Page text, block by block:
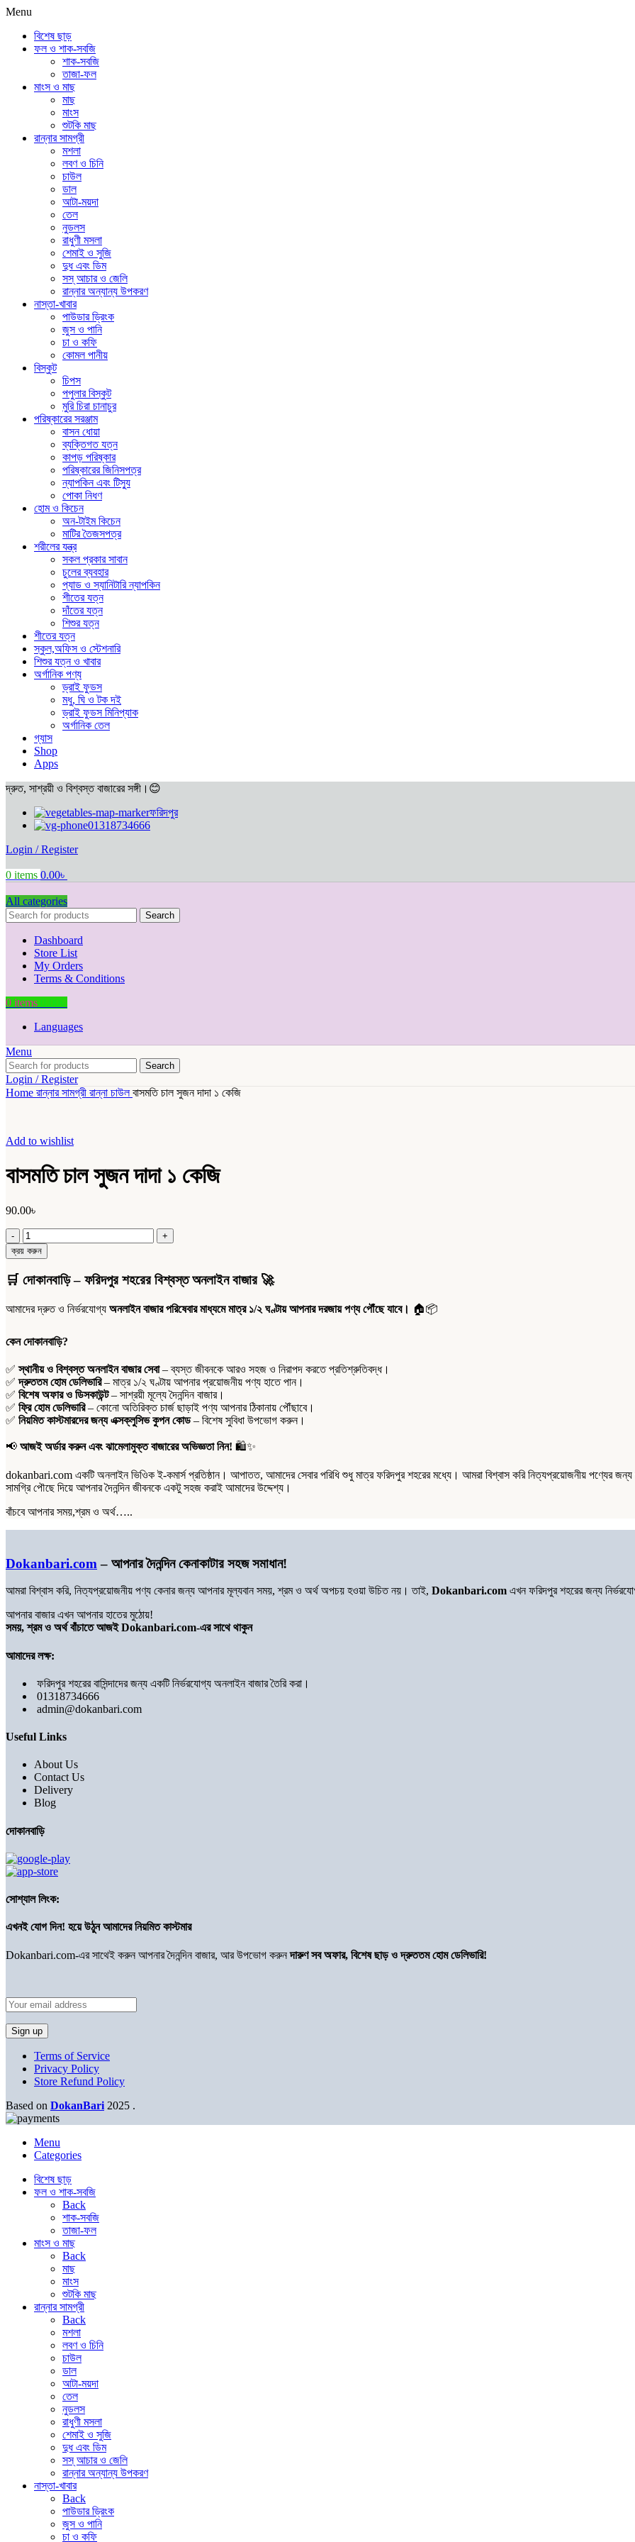
Menu
বিশেষ ছাড়
ফল ও শাক-সবজি
শাক-সবজি
তাজা-ফল
মাংস ও মাছ
মাছ
মাংস
শুটকি মাছ
রান্নার সামগ্রী
মশলা
লবণ ও চিনি
চাউল
ডাল
আটা-ময়দা
তেল
নুডলস
রাধুণী মসলা
শেমাই ও সুজি
দুধ এবং ডিম
সস্ আচার ও জেলি
রান্নার অন্যান্য উপকরণ
নাস্তা-খাবার
পাউডার ড্রিংক
জুস ও পানি
চা ও কফি
কোমল পানীয়
বিস্কুট
চিপস
পপুলার বিস্কুট
মুরি চিরা চানাচুর
পরিষ্কারের সরঞ্জাম
বাসন ধোয়া
ব্যক্তিগত যত্ন
কাপড় পরিষ্কার
পরিষ্কারের জিনিসপত্র
ন্যাপকিন এবং টিস্যু
পোকা নিধণ
হোম ও কিচেন
অন-টাইম কিচেন
মাটির তৈজসপত্র
শরীলের যন্ত্র
সকল প্রকার সাবান
চুলের ব্যবহার
প্যাড ও স্যানিটারি ন্যাপকিন
শীতের যত্ন
দাঁতের যত্ন
শিশুর যত্ন
শীতের যত্ন
স্কুল,অফিস ও স্টেশনারি
শিশুর যত্ন ও খাবার
অর্গানিক পণ্য
ড্রাই ফুডস
মধু, ঘি ও টক দই
ড্রাই ফুডস মিনিপ্যাক
অর্গানিক তেল
গ্যাস
Shop
Apps
দ্রুত, সাশ্রয়ী ও বিশ্বস্ত বাজারের সঙ্গী।😊
ফরিদপুর
01318734666
Login / Register
0 items 0.00৳
All categories
Search
Dashboard
Store List
My Orders
Terms & Conditions
0 items
Languages
Menu
Search
Login / Register
Home রান্নার সামগ্রী রান্না চাউলবাসমতি চাল সুজন দাদা ১ কেজি
Add to wishlist
বাসমতি চাল সুজন দাদা ১ কেজি
90.00৳
বাসমতি
চাল
সুজন
১
quantity
ক্রয় করুন
🛒 দোকানবাড়ি – ফরিদপুর শহরের বিশ্বস্ত অনলাইন বাজার🚀
আমাদের দ্রুত ও নির্ভরযোগ্য অনলাইন বাজার পরিষেবার মাধ্যমে মাত্র ১/২ ঘণ্টায় আপনার দরজায় পণ্য পৌঁছে যাবে। 🏠📦
কেন দোকানবাড়ি?
✅স্থানীয় ও বিশ্বস্ত অনলাইন বাজার সেবা– ব্যস্ত জীবনকে আরও সহজ ও নিরাপদ করতে প্রতিশ্রুতিবদ্ধ।
✅দ্রুততম হোম ডেলিভারি– মাত্র ১/২ ঘণ্টায় আপনার প্রয়োজনীয় পণ্য হাতে পান।
✅ বিশেষ অফার ও ডিসকাউন্ট– সাশ্রয়ী মূল্যে দৈনন্দিন বাজার।
✅ ফ্রি হোম ডেলিভারি– কোনো অতিরিক্ত চার্জ ছাড়াই পণ্য আপনার ঠিকানায় পৌঁছাবে।
✅ নিয়মিত কাস্টমারদের জন্য এক্সক্লুসিভ কুপন কোড– বিশেষ সুবিধা উপভোগ করুন।
📢 আজই অর্ডার করুন এবং ঝামেলামুক্ত বাজারের অভিজ্ঞতা নিন! 🛍️✨
dokanbari.com একটি অনলাইন ভিওিক ই-কমার্স প্রতিষ্ঠান। আপাতত, আমাদের সেবার পরিধি শুধু মাত্র ফরিদপুর শহরের মধ্যে। আমরা বিশ্বাস করি নিত্যপ্রয়োজনীয় পণ্যের
সামগ্রি পৌছে দিয়ে আপনার দৈনন্দিন জীবনকে একটু সহজ করাই আমাদের উদ্দেশ্য।
বাঁচবে আপনার সময়,শ্রম ও অর্থ…..
Dokanbari.com – আপনার দৈনন্দিন কেনাকাটার সহজ সমাধান!
আমরা বিশ্বাস করি, নিত্যপ্রয়োজনীয় পণ্য কেনার জন্য আপনার মূল্যবান সময়, শ্রম ও অর্থ অপচয় হওয়া উচিত নয়। তাই, Dokanbari.com এখন ফরিদপুর শহরের জন্য
আপনার বাজার এখন আপনার হাতের মুঠোয়!
সময়, শ্রম ও অর্থ বাঁচাতে আজই Dokanbari.com-এর সাথে থাকুন
আমাদের লক্ষ:
ফরিদপুর শহরের বাসিন্দাদের জন্য একটি নির্ভরযোগ্য অনলাইন বাজার তৈরি করা।
01318734666
admin@dokanbari.com
Useful Links
About Us
Contact Us
Delivery
Blog
দোকানবাড়ি
সোশ্যাল লিংক:
এখনই যোগ দিন! হয়ে উঠুন আমাদের নিয়মিত কাস্টমার
Dokanbari.com-এর সাথেই করুন আপনার দৈনন্দিন বাজার, আর উপভোগ করুনদারুণ সব অফার, বিশেষ ছাড় ও দ্রুততম হোম ডেলিভারি!
Terms of Service
Privacy Policy
Store Refund Policy
Based on DokanBari 2025 .
Menu
Categories
বিশেষ ছাড়
ফল ও শাক-সবজি
Back
শাক-সবজি
তাজা-ফল
মাংস ও মাছ
Back
মাছ
মাংস
শুটকি মাছ
রান্নার সামগ্রী
Back
মশলা
লবণ ও চিনি
চাউল
ডাল
আটা-ময়দা
তেল
নুডলস
রাধুণী মসলা
শেমাই ও সুজি
দুধ এবং ডিম
সস্ আচার ও জেলি
রান্নার অন্যান্য উপকরণ
নাস্তা-খাবার
Back
পাউডার ড্রিংক
জুস ও পানি
চা ও কফি